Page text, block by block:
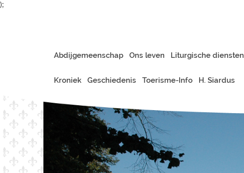
);
Abdijgemeenschap Ons leven Liturgische diensten
Kroniek Geschiedenis Toerisme-Info H. Siardus